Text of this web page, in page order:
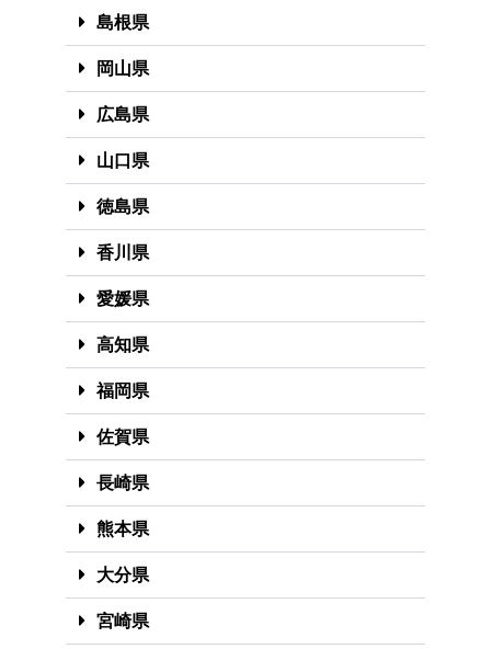
島根県
岡山県
広島県
山口県
徳島県
香川県
愛媛県
高知県
福岡県
佐賀県
長崎県
熊本県
大分県
宮崎県